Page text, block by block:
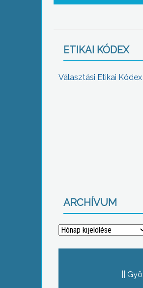
ETIKAI KÓDEX
Választási Etikai
ARCHÍVUM
Archívum